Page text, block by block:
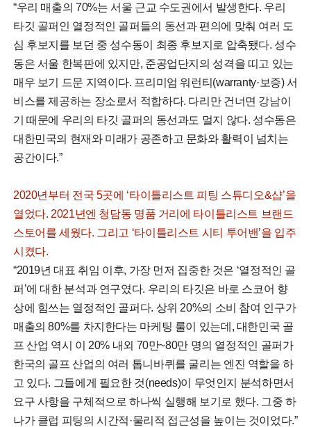
“우리 매출의 70%는 서울 근교 수도권에서 발생한다. 우리
타깃 골퍼인 열정적인 골퍼들의 동선과 편의에 맞춰 여러 도
심 후보지를 보던 중 성수동이 최종 후보지로 압축됐다. 성수
동은 서울 한복판에 있지만, 준공업단지의 성격을 띠고 있는
매우 보기 드문 지역이다. 프리미엄 워런티(warranty·보증) 서
비스를 제공하는 장소로서 적합하다. 다리만 건너면 강남이
기 때문에 우리의 타깃 골퍼의 동선과도 멀지 않다. 성수동은
대한민국의 현재와 미래가 공존하고 문화와 활력이 넘치는
공간이다.”
2020년부터 전국 5곳에 ‘타이틀리스트 피팅 스튜디오&샵’을
열었다. 2021년엔 청담동 명품 거리에 타이틀리스트 브랜드
스토어를 세웠다. 그리고 ‘타이틀리스트 시티 투어밴’을 입주
시켰다.
“2019년 대표 취임 이후, 가장 먼저 집중한 것은 ‘열정적인 골
퍼’에 대한 분석과 연구였다. 우리의 타깃은 바로 스코어 향
상에 힘쓰는 열정적인 골퍼다. 상위 20%의 소비 참여 인구가
매출의 80%를 차지한다는 마케팅 룰이 있는데, 대한민국 골
프 산업 역시 이 20% 내외 70만~80만 명의 열정적인 골퍼가
한국의 골프 산업의 여러 톱니바퀴를 굴리는 엔진 역할을 하
고 있다. 그들에게 필요한 것(needs)이 무엇인지 분석하면서
요구 사항을 구체적으로 하나씩 실행해 보기로 했다. 그중 하
나가 클럽 피팅의 시간적·물리적 접근성을 높이는 것이었다.”